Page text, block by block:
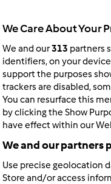
Ven, 12/15/2017 - 10:04
Complimenti
We Care About Your
We and our313 partners
identifiers, on your
support the purposes
trackers are disabled,
You can resurface this
by clicking the Show
have effect within our
We and our partners
Use precise geolocation
Store and/or access